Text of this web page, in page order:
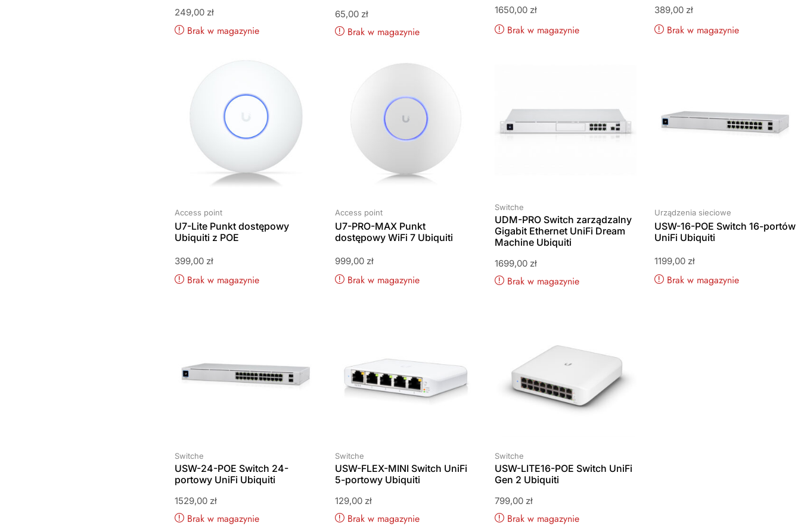
249,00 zł
Brak w magazynie
65,00 zł
Brak w magazynie
1650,00 zł
Brak w magazynie
389,00 zł
Brak w magazynie
Access point
U7-Lite Punkt dostępowy
Ubiquiti z POE
399,00 zł
Brak w magazynie
Access point
U7-PRO-MAX Punkt
dostępowy WiFi 7 Ubiquiti
999,00 zł
Brak w magazynie
Switche
UDM-PRO Switch zarządzalny
Gigabit Ethernet UniFi Dream
Machine Ubiquiti
1699,00 zł
Brak w magazynie
Urządzenia sieciowe
USW-16-POE Switch 16-portów
UniFi Ubiquiti
1199,00 zł
Brak w magazynie
Switche
USW-24-POE Switch 24-
portowy UniFi Ubiquiti
1529,00 zł
Brak w magazynie
Switche
USW-FLEX-MINI Switch UniFi
5-portowy Ubiquiti
129,00 zł
Brak w magazynie
Switche
USW-LITE16-POE Switch UniFi
Gen 2 Ubiquiti
799,00 zł
Brak w magazynie